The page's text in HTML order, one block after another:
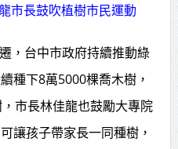
區產業設施公共
會
心」市長陳其
界貴賓共同揭幕
市長鼓吹植樹市民運動
，台中市政府持續推動綠
種下8萬5000棵喬木樹，
市長林佳龍也鼓勵大專院
讓孩子帶家長一同種樹，